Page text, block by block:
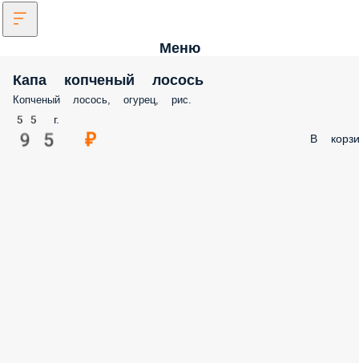
Меню
Капа копченый лосось
Копченый лосось, огурец, рис.
55 г.
95 ₽ В